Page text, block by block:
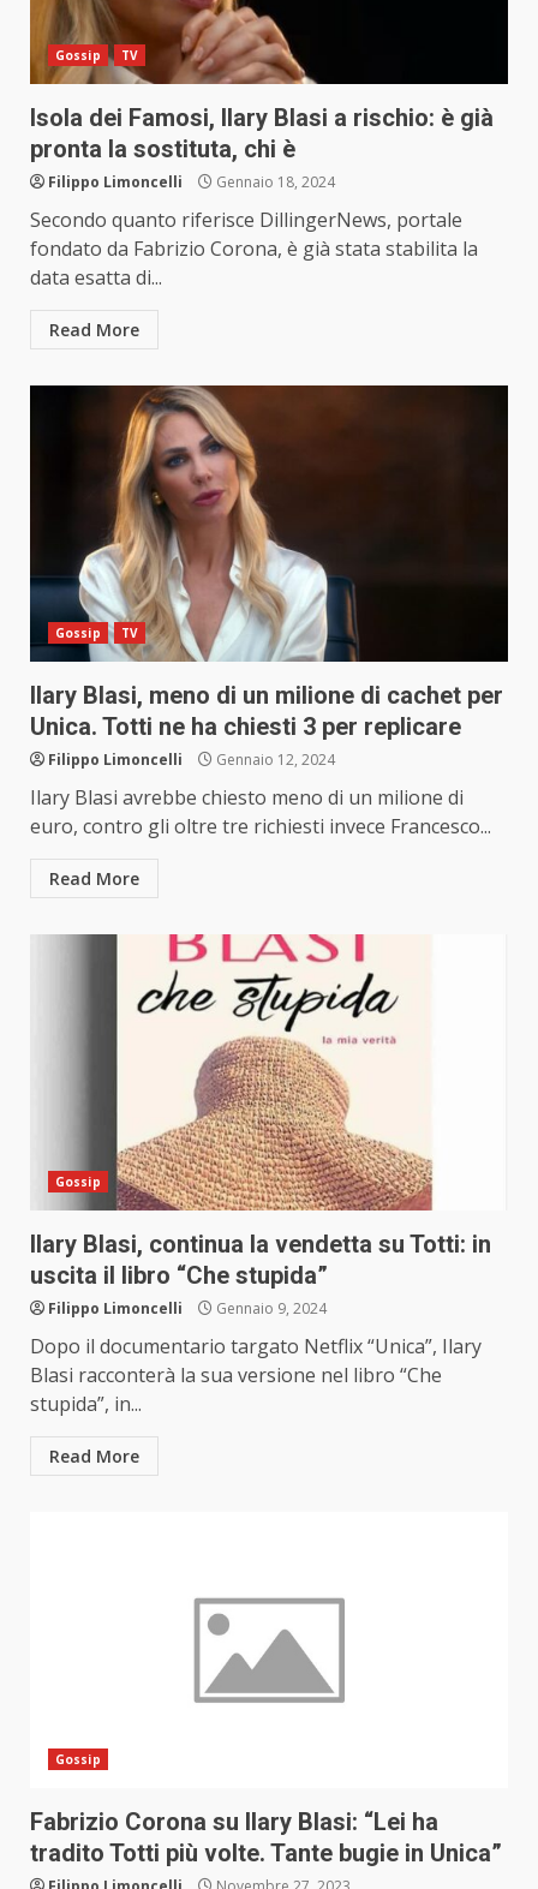
Gossip TV
Isola dei Famosi, Ilary Blasi a rischio: è già
pronta la sostituta, chi è
Filippo Limoncelli Gennaio 18, 2024
Secondo quanto riferisce DillingerNews, portale
fondato da Fabrizio Corona, è già stata stabilita la
data esatta di...
Read More
Gossip TV
Ilary Blasi, meno di un milione di cachet per
Unica. Totti ne ha chiesti 3 per replicare
Filippo Limoncelli Gennaio 12, 2024
Ilary Blasi avrebbe chiesto meno di un milione di
euro, contro gli oltre tre richiesti invece Francesco...
Read More
Gossip
Ilary Blasi, continua la vendetta su Totti: in
uscita il libro “Che stupida”
Filippo Limoncelli Gennaio 9, 2024
Dopo il documentario targato Netflix “Unica”, Ilary
Blasi racconterà la sua versione nel libro “Che
stupida”, in...
Read More
Gossip
Fabrizio Corona su Ilary Blasi: “Lei ha
tradito Totti più volte. Tante bugie in Unica”